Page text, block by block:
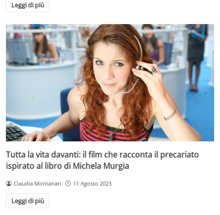
Leggi di più
Tutta la vita davanti: il film che racconta il precariato
ispirato al libro di Michela Murgia
Claudia Montanari 11 Agosto 2023
Leggi di più